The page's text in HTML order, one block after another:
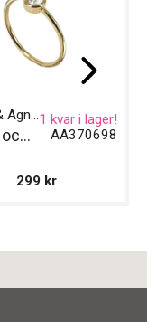
AA370698
Astrid & Agnes
Astrid och Agnes Ring Lilly - Guld
1 kvar i lager!
299 kr